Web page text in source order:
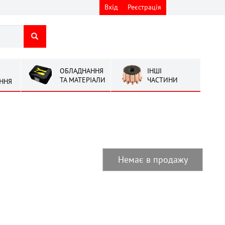
Вхід Реєстрація
ОБЛАДНАННЯ
ТА МАТЕРІАЛИ
ІНШІ
ЧАСТИНИ
Немає в продажу